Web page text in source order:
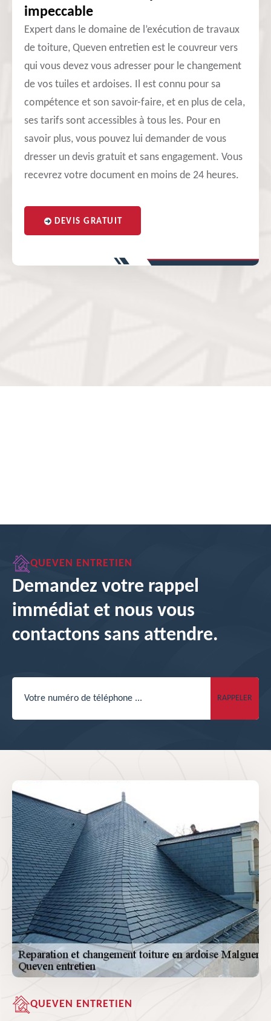
impeccable
Expert dans le domaine de l’exécution de travaux
de toiture, Queven entretien est le couvreur vers
qui vous devez vous adresser pour le changement
de vos tuiles et ardoises. Il est connu pour sa
compétence et son savoir-faire, et en plus de cela,
ses tarifs sont accessibles à tous les. Pour en
savoir plus, vous pouvez lui demander de vous
dresser un devis gratuit et sans engagement. Vous
recevrez votre document en moins de 24 heures.
DEVIS GRATUIT
QUEVEN ENTRETIEN
Demandez votre rappel
immédiat et nous vous
contactons sans attendre.
QUEVEN ENTRETIEN